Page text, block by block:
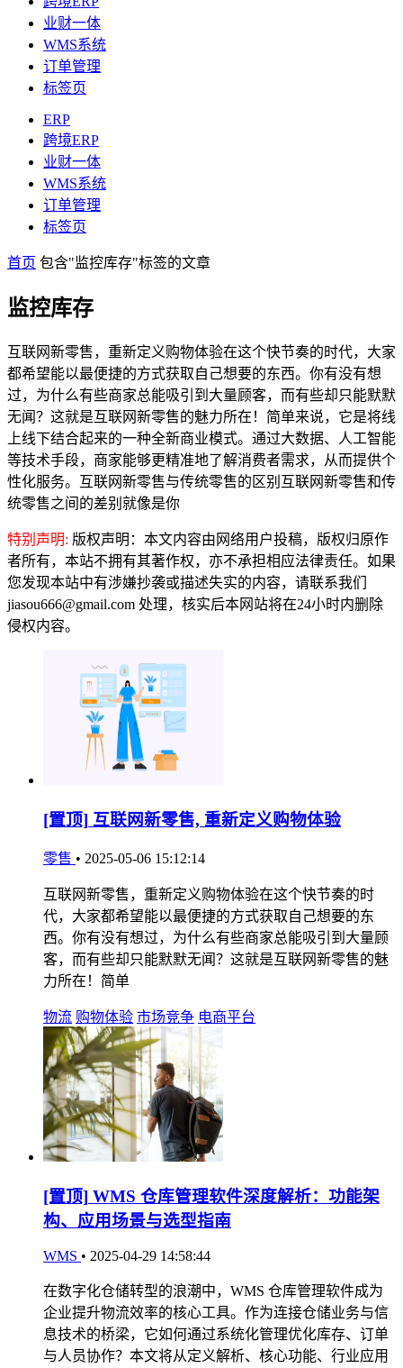
业财一体
WMS系统
订单管理
标签页
ERP
跨境ERP
业财一体
WMS系统
订单管理
标签页
首页 包含"监控库存"标签的文章
监控库存
互联网新零售，重新定义购物体验在这个快节奏的时代，大家
都希望能以最便捷的方式获取自己想要的东西。你有没有想
过，为什么有些商家总能吸引到大量顾客，而有些却只能默默
无闻？这就是互联网新零售的魅力所在！简单来说，它是将线
上线下结合起来的一种全新商业模式。通过大数据、人工智能
等技术手段，商家能够更精准地了解消费者需求，从而提供个
性化服务。互联网新零售与传统零售的区别互联网新零售和传
统零售之间的差别就像是你
特别声明: 版权声明：本文内容由网络用户投稿，版权归原作
者所有，本站不拥有其著作权，亦不承担相应法律责任。如果
您发现本站中有涉嫌抄袭或描述失实的内容，请联系我们
jiasou666@gmail.com 处理，核实后本网站将在24小时内删除
侵权内容。
[置顶] 互联网新零售, 重新定义购物体验
零售 • 2025-05-06 15:12:14
互联网新零售，重新定义购物体验在这个快节奏的时
代，大家都希望能以最便捷的方式获取自己想要的东
西。你有没有想过，为什么有些商家总能吸引到大量顾
客，而有些却只能默默无闻？这就是互联网新零售的魅
力所在！简单
物流 购物体验 市场竞争 电商平台
[置顶] WMS 仓库管理软件深度解析：功能架
构、应用场景与选型指南
WMS • 2025-04-29 14:58:44
在数字化仓储转型的浪潮中，WMS 仓库管理软件成为
企业提升物流效率的核心工具。作为连接仓储业务与信
息技术的桥梁，它如何通过系统化管理优化库存、订单
与人员协作？本文将从定义解析、核心功能、行业应用